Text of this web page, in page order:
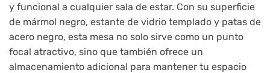
y funcional a cualquier sala de estar. Con su superficie
de mármol negro, estante de vidrio templado y patas de
acero negro, esta mesa no solo sirve como un punto
focal atractivo, sino que también ofrece un
almacenamiento adicional para mantener tu espacio